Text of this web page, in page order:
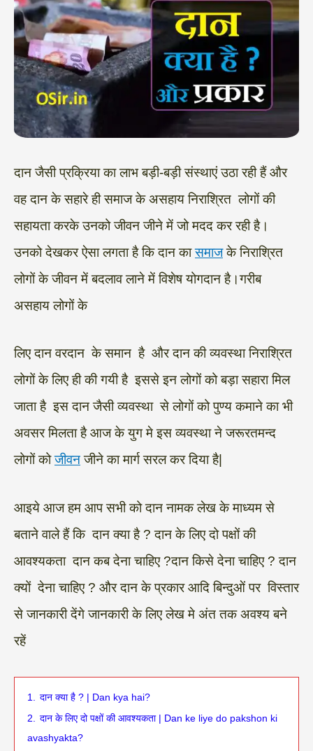
दान जैसी प्रक्रिया का लाभ बड़ी-बड़ी संस्थाएं उठा रही हैं और
वह दान के सहारे ही समाज के असहाय निराश्रित लोगों की
सहायता करके उनको जीवन जीने में जो मदद कर रही है।
उनको देखकर ऐसा लगता है कि दान कासमाजके निराश्रित
लोगों के जीवन में बदलाव लाने में विशेष योगदान है।गरीब
असहाय लोगों के
लिए दान वरदान के समान है और दान की व्यवस्था निराश्रित
लोगों के लिए ही की गयी है इससे इन लोगों को बड़ा सहारा मिल
जाता है इस दान जैसी व्यवस्था से लोगों को पुण्य कमाने का भी
अवसर मिलता है आज के युग मे इस व्यवस्था ने जरूरतमन्द
लोगों कोजीवनजीने का मार्ग सरल कर दिया है|
आइये आज हम आप सभी को दान नामक लेख के माध्यम से
बताने वाले हैं कि दान क्या है ? दान के लिए दो पक्षों की
आवश्यकता दान कब देना चाहिए ?दान किसे देना चाहिए ? दान
क्यों देना चाहिए ? और दान के प्रकार आदि बिन्दुओं पर विस्तार
से जानकारी देंगे जानकारी के लिए लेख मे अंत तक अवश्य बने
रहें
1.
दान क्या है ? | Dan kya hai?
2.
दान के लिए दो पक्षों की आवश्यकता | Dan ke liye do pakshon ki
avashyakta?